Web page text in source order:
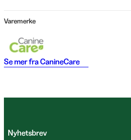
Varemerke
Se mer fraCanineCare
Nyhetsbrev